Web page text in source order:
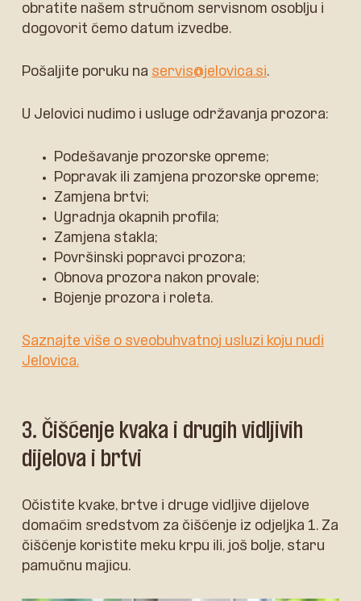
obratite našem stručnom servisnom osoblju i
dogovorit ćemo datum izvedbe.
Pošaljite poruku na servis@jelovica.si.
U Jelovici nudimo i usluge održavanja prozora:
Podešavanje prozorske opreme;
Popravak ili zamjena prozorske opreme;
Zamjena brtvi;
Ugradnja okapnih profila;
Zamjena stakla;
Površinski popravci prozora;
Obnova prozora nakon provale;
Bojenje prozora i roleta.
Saznajte više o sveobuhvatnoj usluzi koju nudi
Jelovica.
3. Čišćenje kvaka i drugih vidljivih
dijelova i brtvi
Očistite kvake, brtve i druge vidljive dijelove
domaćim sredstvom za čišćenje iz odjeljka 1. Za
čišćenje koristite meku krpu ili, još bolje, staru
pamučnu majicu.